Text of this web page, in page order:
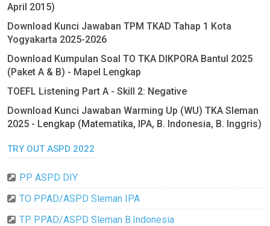
April 2015)
Download Kunci Jawaban TPM TKAD Tahap 1 Kota
Yogyakarta 2025-2026
Download Kumpulan Soal TO TKA DIKPORA Bantul 2025
(Paket A & B) - Mapel Lengkap
TOEFL Listening Part A - Skill 2: Negative
Download Kunci Jawaban Warming Up (WU) TKA Sleman
2025 - Lengkap (Matematika, IPA, B. Indonesia, B. Inggris)
TRY OUT ASPD 2022
PP ASPD DIY
TO PPAD/ASPD Sleman IPA
TP PPAD/ASPD Sleman B.Indonesia